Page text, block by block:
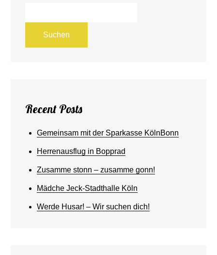
Suchen
Recent Posts
Gemeinsam mit der Sparkasse KölnBonn
Herrenausflug in Bopprad
Zusamme stonn – zusamme gonn!
Mädche Jeck-Stadthalle Köln
Werde Husar! – Wir suchen dich!